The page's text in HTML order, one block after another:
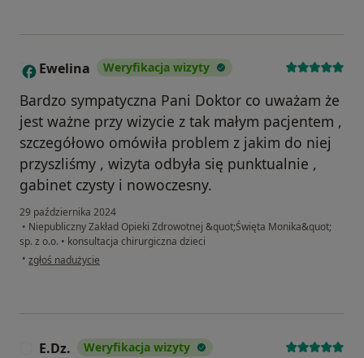
E Ewelina Weryfikacja wizyty
Bardzo sympatyczna Pani Doktor co uważam że
jest ważne przy wizycie z tak małym pacjentem ,
szczegółowo omówiła problem z jakim do niej
przyszliśmy , wizyta odbyła się punktualnie ,
gabinet czysty i nowoczesny.
29 października 2024
• Niepubliczny Zakład Opieki Zdrowotnej &quot;Święta Monika&quot;
sp. z o.o. • konsultacja chirurgiczna dzieci
• w opinii użytkownika Ewelina
zgłoś nadużycie
E.Dz. Weryfikacja wizyty